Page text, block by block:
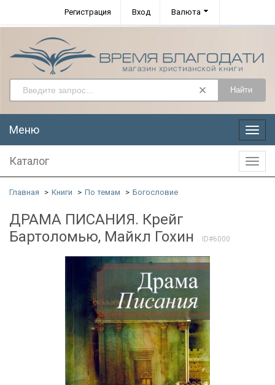
Регистрация Вход Валюта
Найти
Меню
Меню
Каталог
Главная Книги По темам Богословие
ДРАМА ПИСАНИЯ. Крейг
Бартоломью, Майкл Гохин
ID#6000